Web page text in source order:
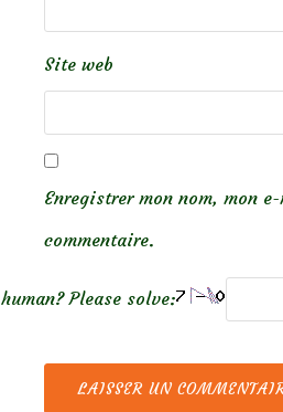
Site web
Enregistrer mon nom, mon
commentaire.
Please solve: